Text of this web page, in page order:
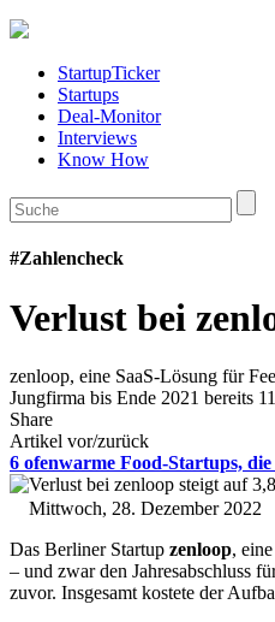
StartupTicker
Startups
Deal-Monitor
Interviews
Know How
#Zahlencheck
Verlust bei
zenloop, eine SaaS-Lösung für
Jungfirma bis Ende 2021 bereits
Share
Artikel vor/zurück
6 ofenwarme Food-Startups,
Mittwoch, 28. Dezember 2022
Das Berliner Startup zenloop,
– und zwar den Jahresabschluss
zuvor. Insgesamt kostete der